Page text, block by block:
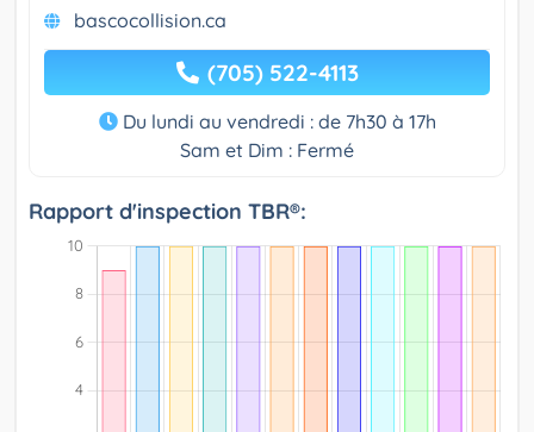
bascocollision.ca
(705) 522-4113
Du lundi au vendredi : de 7h30 à 17h
Sam et Dim : Fermé
Rapport d'inspection TBR®: